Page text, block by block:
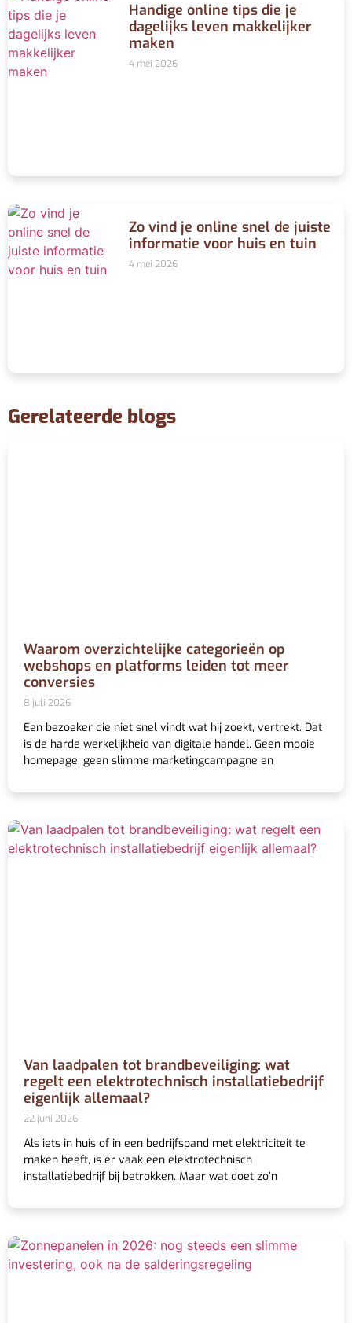
Handige online tips die je
dagelijks leven makkelijker
maken
4 mei 2026
Zo vind je online snel de juiste
informatie voor huis en tuin
4 mei 2026
Gerelateerde blogs
Waarom overzichtelijke categorieën op
webshops en platforms leiden tot meer
conversies
8 juli 2026
Een bezoeker die niet snel vindt wat hij zoekt, vertrekt. Dat
is de harde werkelijkheid van digitale handel. Geen mooie
homepage, geen slimme marketingcampagne en
Van laadpalen tot brandbeveiliging: wat
regelt een elektrotechnisch installatiebedrijf
eigenlijk allemaal?
22 juni 2026
Als iets in huis of in een bedrijfspand met elektriciteit te
maken heeft, is er vaak een elektrotechnisch
installatiebedrijf bij betrokken. Maar wat doet zo’n